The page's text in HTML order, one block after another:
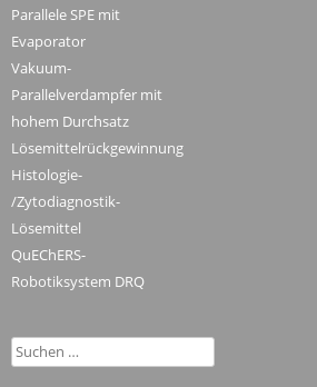
Parallele SPE mit
Evaporator
Vakuum-
Parallelverdampfer mit
hohem Durchsatz
Lösemittelrückgewinnung
Histologie-
/Zytodiagnostik-
Lösemittel
QuEChERS-
Robotiksystem DRQ
Suchen